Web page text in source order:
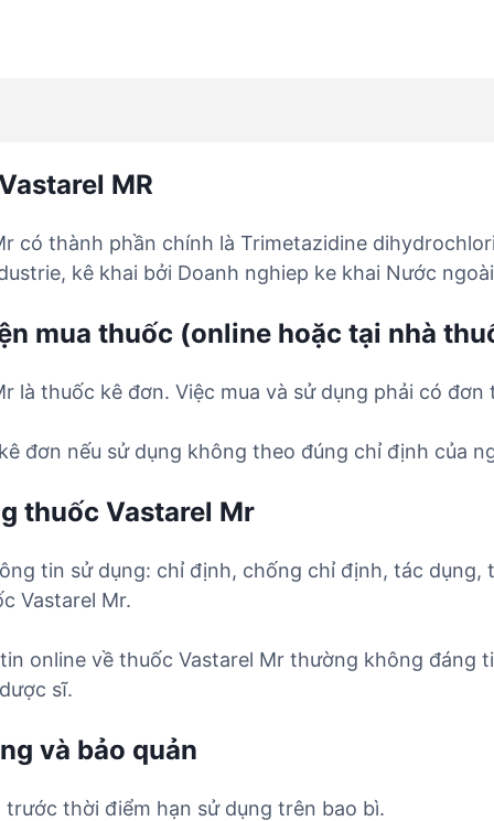
MR
có thành phần chính là Trimetazidine
kê khai bởi Doanh nghiep ke khai Nước
mua thuốc (online hoặc tại nhà
là thuốc kê đơn. Việc mua và sử dụng phải có đơn
đơn nếu sử dụng không theo đúng chỉ định của
thuốc Vastarel Mr
tin sử dụng: chỉ định, chống chỉ định, tác
Vastarel Mr.
online về thuốc Vastarel Mr thường không đáng
sĩ.
và bảo quản
trước thời điểm hạn sử dụng trên bao bì.